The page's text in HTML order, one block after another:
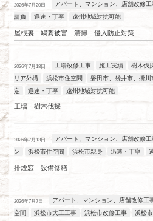
2026年7月20日 アパート、マンション、店舗改修工
請負
迅速・丁寧 遠州地域対抗可能
屋根裏 鳩糞被害 清掃 侵入防止対策
2026年7月18日 工場改修工事 施工実績 樹木伐
リア外構
浜松市住空間 磐田市、袋井市、掛川
定
迅速・丁寧 遠州地域対抗可能
工場 樹木伐採
2026年7月13日 アパート、マンション、店舗改修工
ン
浜松市住空間 浜松市親身 迅速・丁寧
排煙窓 設備修繕
2026年7月7日 アパート、マンション、店舗改修工
空間
浜松市大工工事 浜松市改修工事 浜松